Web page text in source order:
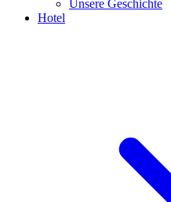
Unsere Geschichte
Hotel